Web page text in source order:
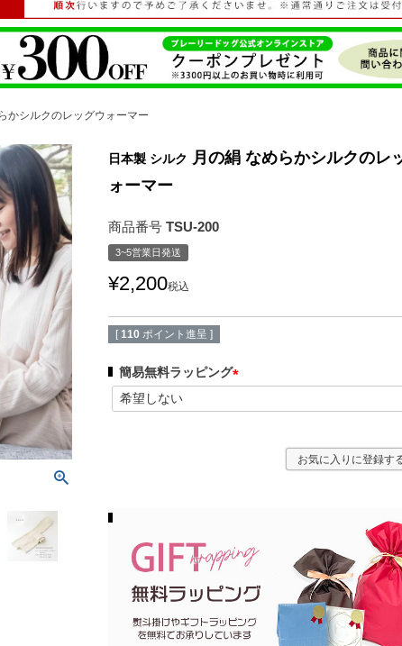
かシルクのレッグウォーマー
日本製 シルク 月の絹 なめらかシルクのレ
ォーマー
商品番号 TSU-200
3~5営業日発送
¥2,200税込
[ 110 ポイント進呈 ]
簡易無料ラッピング
必
お気に入りに登録す